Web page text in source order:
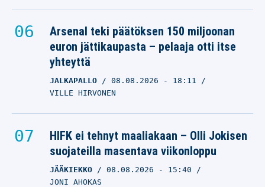
Arsenal teki päätöksen 150 miljoonan
euron jättikaupasta – pelaaja otti itse
yhteyttä
JALKAPALLO 08.08.2026 - 18:11
VILLE HIRVONEN
HIFK ei tehnyt maaliakaan – Olli Jokisen
suojateilla masentava viikonloppu
JÄÄKIEKKO 08.08.2026 - 15:40
JONI AHOKAS